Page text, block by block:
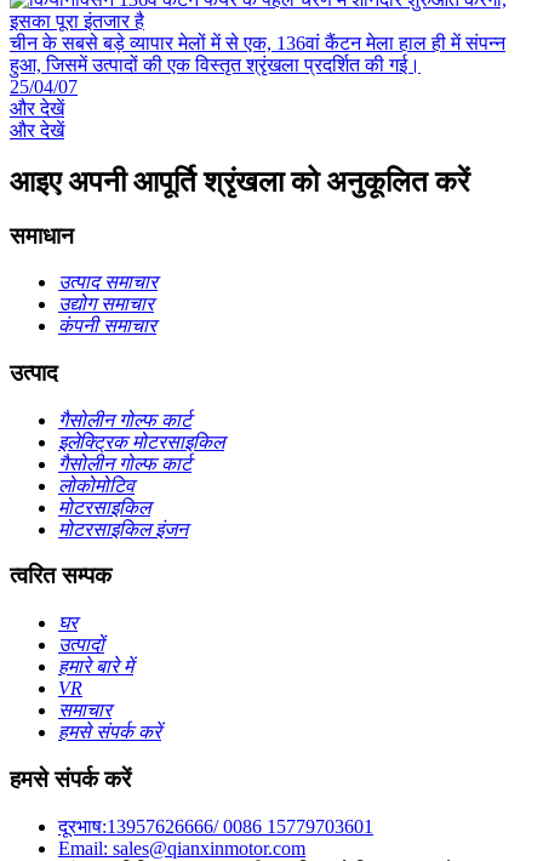
चीन के सबसे बड़े व्यापार मेलों में से एक, 136वां कैंटन मेला हाल ही में संपन्न
हुआ, जिसमें उत्पादों की एक विस्तृत श्रृंखला प्रदर्शित की गई।
25/04/07
और देखें
और देखें
आइए अपनी आपूर्ति श्रृंखला को अनुकूलित करें
समाधान
उत्पाद समाचार
उद्योग समाचार
कंपनी समाचार
उत्पाद
गैसोलीन गोल्फ कार्ट
इलेक्ट्रिक मोटरसाइकिल
गैसोलीन गोल्फ कार्ट
लोकोमोटिव
मोटरसाइकिल
मोटरसाइकिल इंजन
त्वरित सम्पक
घर
उत्पादों
हमारे बारे में
VR
समाचार
हमसे संपर्क करें
हमसे संपर्क करें
दूरभाष:13957626666/ 0086 15779703601
Email: sales@qianxinmotor.com